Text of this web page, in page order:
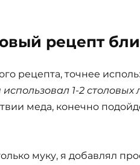
рецепт
рецепта, точнее
1-2
меда, конечно
муку, я добавлял